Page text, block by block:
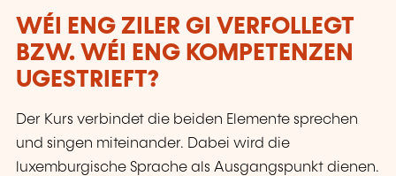
WÉI ENG ZILER GI VERFOLLEGT
BZW. WÉI ENG KOMPETENZEN
UGESTRIEFT?
Der Kurs verbindet die beiden Elemente sprechen
und singen miteinander. Dabei wird die
luxemburgische Sprache als Ausgangspunkt dienen.